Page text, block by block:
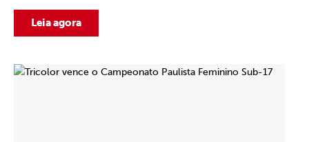
Leia agora